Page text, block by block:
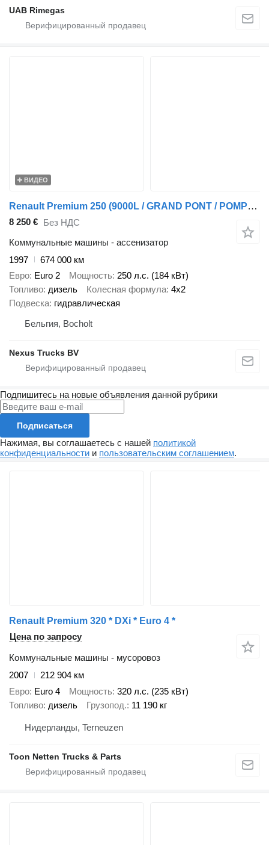
UAB Rimegas
ВИДЕО
Renault Premium 250 (9000L / GRAND PONT / POMPE MANUELLE / BOITE MANUELL
8 250 € Без НДС
Коммунальные машины - ассенизатор
1997
674 000 км
Евро Euro 2 Мощность 250 л.с. (184 кВт)
Топливо дизель Колесная формула 4x2
Подвеска гидравлическая
Бельгия, Bocholt
Nexus Trucks BV
Подпишитесь на новые объявления данной рубрики
Подписаться
Нажимая, вы соглашаетесь с нашей политикой
конфиденциальности и пользовательским соглашением.
Renault Premium 320 * DXi * Euro 4 *
Цена по запросу
Коммунальные машины - мусоровоз
2007
212 904 км
Евро Euro 4 Мощность 320 л.с. (235 кВт)
Топливо дизель Грузопод. 11 190 кг
Нидерланды, Terneuzen
Toon Netten Trucks & Parts